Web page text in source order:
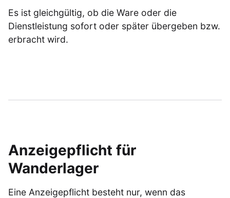
Es ist gleichgültig, ob die Ware oder die
Dienstleistung sofort oder später übergeben bzw.
erbracht wird.
Anzeigepflicht für
Wanderlager
Eine Anzeigepflicht besteht nur, wenn das